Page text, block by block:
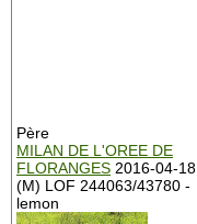
Père
MILAN DE L'OREE DE
FLORANGES 2016-04-18
(M) LOF 244063/43780 -
lemon